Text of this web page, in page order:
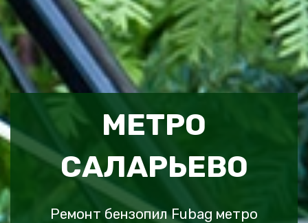
МЕТРО
САЛАРЬЕВО
Ремонт бензопил Fubag метро